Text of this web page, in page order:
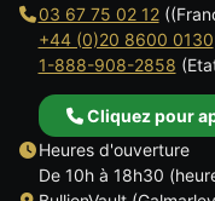
03 67 75 02 12
+44 (0)20 8600 0130
1-888-908-2858
Cliquez pour
Heures d'ouverture
De 10h à 18h30